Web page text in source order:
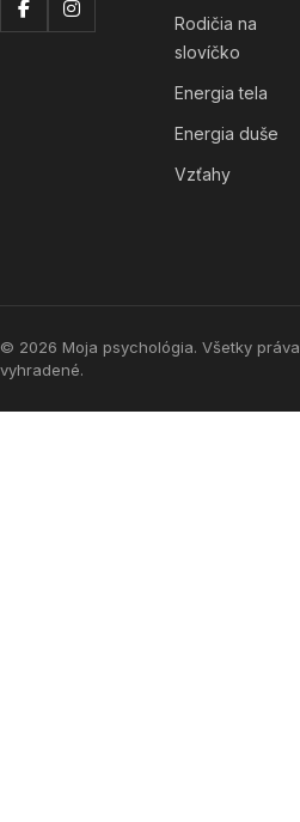
Rodičia na
slovíčko
Energia tela
Energia duše
Vzťahy
© 2026 Moja psychológia. Všetky práva
vyhradené.